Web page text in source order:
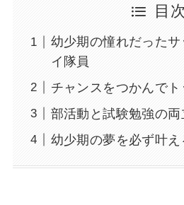
目次
幼少期の憧れだった
イ隊員
チャンスをつかんで
部活動と試験勉強の両
幼少期の夢を必ず叶え